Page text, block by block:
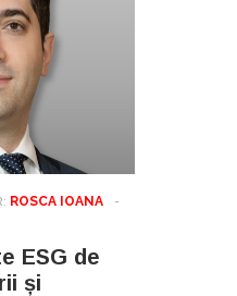
ROSCA IOANA
-
ESG de
și